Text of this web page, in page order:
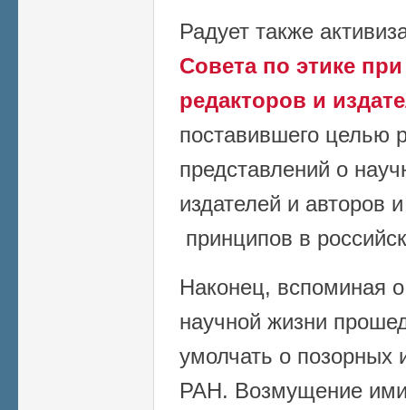
Радует также
Совета по этике
редакторов и
поставившего целью
представлений о
издателей и авторов
принципов в
Наконец, вспоминая
научной жизни
умолчать о позорных
РАН. Возмущение